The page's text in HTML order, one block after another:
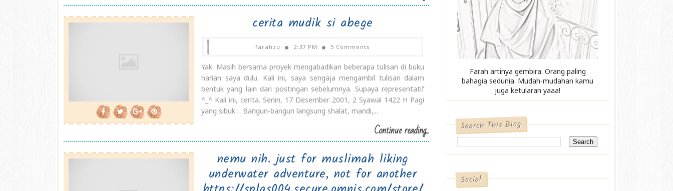
cerita mudik si abege
farahzu 2:37 PM 5 Comments
Yak. Masih bersama proyek mengabadikan beberapa tulisan di buku
harian saya dulu. Kali ini, saya sengaja mengambil tulisan dalam
bentuk yang lain dari postingan sebelumnya. Supaya representatif
^_^ Kali ini, cerita. Senin, 17 Desember 2001, 2 Syawal 1422 H Pagi
yang sibuk… Bangun-bangun langsung shalat, mandi,...
Continue reading...
nemu nih. just for muslimah liking
underwater adventure, not for another
Farah artinya gembira. Orang paling
bahagia sedunia. Mudah-mudahan kamu
juga ketularan yaaa!
Search This Blog
Social